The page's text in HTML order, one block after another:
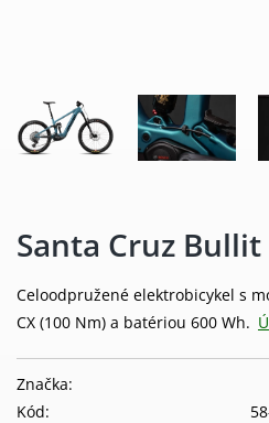
Santa Cruz Bullit
Celoodpružené elektrobicykel s
CX (100 Nm) a batériou 600 Wh.
Značka:
Kód: